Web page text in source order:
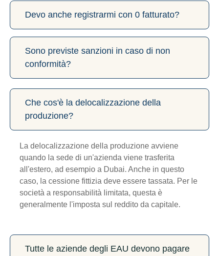
Devo anche registrarmi con 0 fatturato?
Sono previste sanzioni in caso di non
conformità?
Che cos'è la delocalizzazione della
produzione?
La delocalizzazione della produzione avviene
quando la sede di un'azienda viene trasferita
all'estero, ad esempio a Dubai. Anche in questo
caso, la cessione fittizia deve essere tassata. Per le
società a responsabilità limitata, questa è
generalmente l'imposta sul reddito da capitale.
Tutte le aziende degli EAU devono pagare